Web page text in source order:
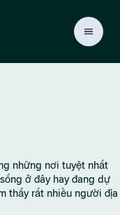
những nơi tuyệt nhất
ở đây hay đang dự
thấy rất nhiều người địa